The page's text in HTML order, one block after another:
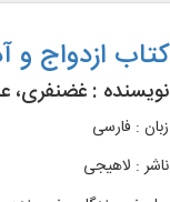
کتاب ازدواج و
نویسنده : غضنفری،
زبان : فارسی
ناشر : لاهیجی